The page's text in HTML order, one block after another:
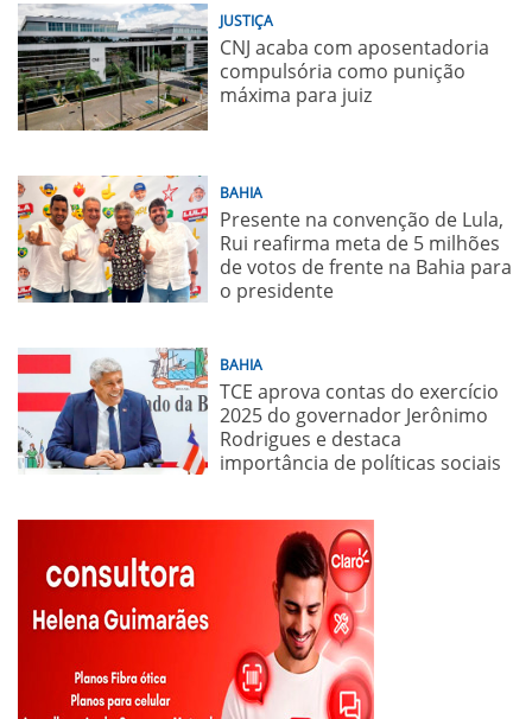
JUSTIÇA
CNJ acaba com aposentadoria
compulsória como punição
máxima para juiz
BAHIA
Presente na convenção de Lula,
Rui reafirma meta de 5 milhões
de votos de frente na Bahia para
o presidente
BAHIA
TCE aprova contas do exercício
2025 do governador Jerônimo
Rodrigues e destaca
importância de políticas sociais